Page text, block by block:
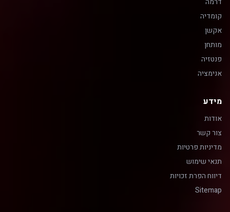
קומדיה
אקשן
מותחן
פנטזיה
אנימציה
מידע
אודות
צור קשר
מדיניות פרטיות
תנאי שימוש
דיווח הפרת זכויות
Sitemap